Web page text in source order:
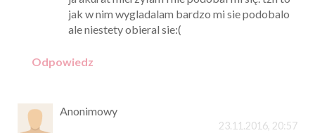
jak w nim wygladalam bardzo mi sie podobalo
ale niestety obieral sie:(
Odpowiedz
Anonimowy
23.11.2016, 20:57